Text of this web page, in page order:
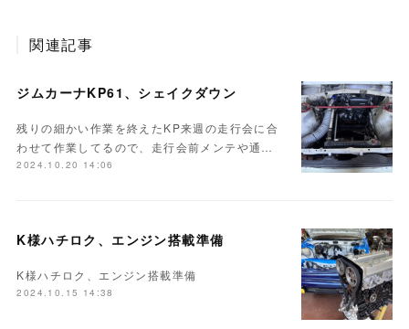
関連記事
ジムカーナKP61、シェイクダウン
残りの細かい作業を終えたKP来週の走行会に合
わせて作業してるので、走行会前メンテや通…
2024.10.20 14:06
K様ハチロク、エンジン搭載準備
K様ハチロク、エンジン搭載準備
2024.10.15 14:38